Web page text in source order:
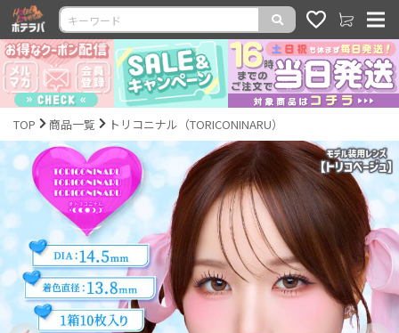
TOP 商品一覧 トリコニナル（TORICONINARU）